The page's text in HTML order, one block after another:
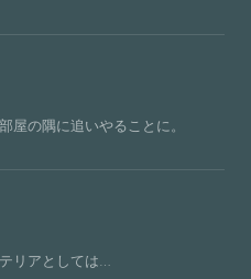
屋の隅に追いやることに。
リアとしては…